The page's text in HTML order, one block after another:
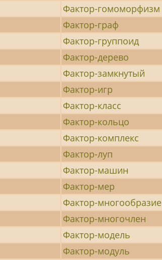
Фактор-гомоморфизм
Фактор-граф
Фактор-группоид
Фактор-дерево
Фактор-замкнутый
Фактор-игр
Фактор-класс
Фактор-кольцо
Фактор-комплекс
Фактор-луп
Фактор-машин
Фактор-мер
Фактор-многообразие
Фактор-многочлен
Фактор-модель
Фактор-модуль